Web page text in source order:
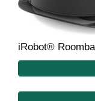
iRobot®